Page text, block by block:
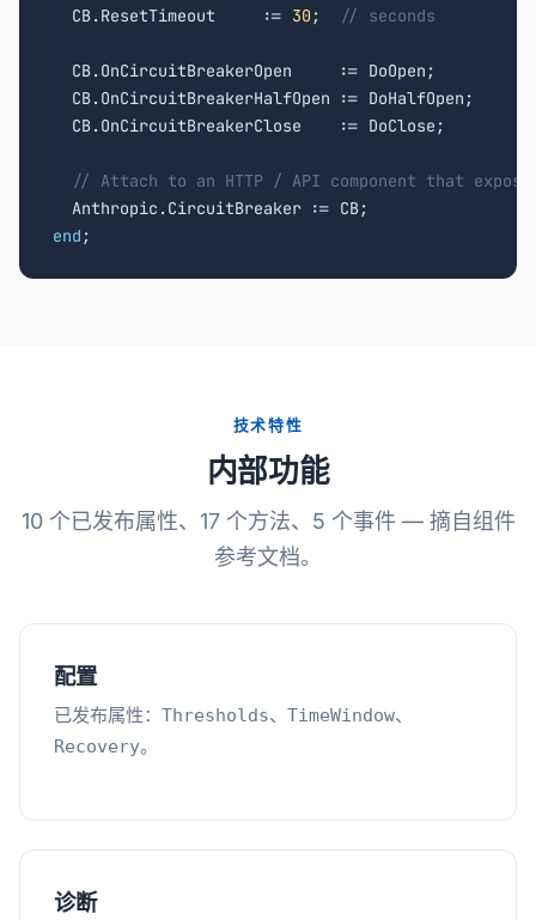
  CB.ResetTimeout     :=
30 ; // seconds
  CB.OnCircuitBreakerOpen     := DoOpen;
  CB.OnCircuitBreakerHalfOpen := DoHalfOpen;
  CB.OnCircuitBreakerClose    := DoClose;
// Attach to an HTTP / API component that
end ;
技术特性
内部功能
10 个已发布属性、17 个方法、5 个事件 — 摘自组件
参考文档。
配置
已发布属性： Thresholds、 TimeWindow、
Recovery。
诊断